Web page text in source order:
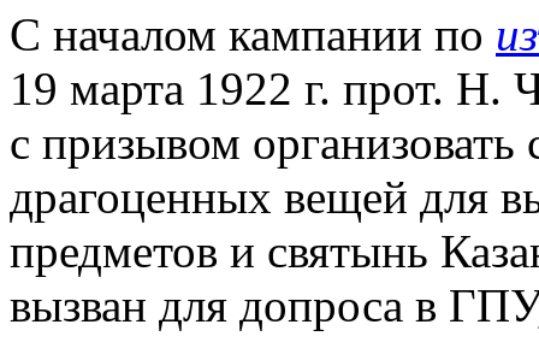
С началом кампании по
19 марта 1922 г. прот. Н.
с призывом
драгоценных вещей для
предметов и святынь
вызван для допроса в